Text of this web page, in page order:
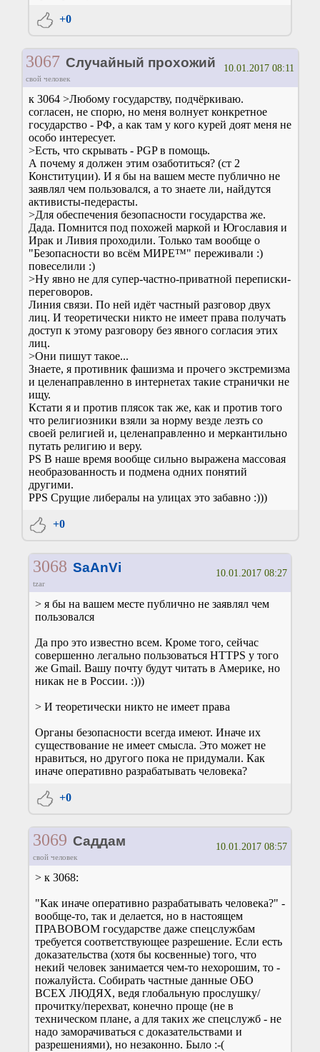
+0
3067 Случайный прохожий
свой человек
10.01.2017 08:11
к 3064 >Любому государству, подчёркиваю.
согласен, не спорю, но меня волнует конкретное
государство - РФ, а как там у кого курей доят меня не
особо интересует.
>Есть, что скрывать - PGP в помощь.
А почему я должен этим озаботиться? (ст 2
Конституции). И я бы на вашем месте публично не
заявлял чем пользовался, а то знаете ли, найдутся
активисты-педерасты.
>Для обеспечения безопасности государства же.
Дада. Помнится под похожей маркой и Югославия и
Ирак и Ливия проходили. Только там вообще о
"Безопасности во всём МИРЕ™" переживали :)
повеселили :)
>Ну явно не для супер-частно-приватной переписки-
переговоров.
Линия связи. По ней идёт частный разговор двух
лиц. И теоретически никто не имеет права получать
доступ к этому разговору без явного согласия этих
лиц.
>Они пишут такое...
Знаете, я противник фашизма и прочего экстремизма
и целенаправленно в интернетах такие странички не
ищу.
Кстати я и против плясок так же, как и против того
что религиозники взяли за норму везде лезть со
своей религией и, целенаправленно и меркантильно
путать религию и веру.
PS В наше время вообще сильно выражена массовая
необразованность и подмена одних понятий
другими.
PPS Срущие либералы на улицах это забавно :)))
+0
3068 SaAnVi
tzar
10.01.2017 08:27
> я бы на вашем месте публично не заявлял чем
пользовался
Да про это известно всем. Кроме того, сейчас
совершенно легально пользоваться HTTPS у того
же Gmail. Вашу почту будут читать в Америке, но
никак не в России. :)))
> И теоретически никто не имеет права
Органы безопасности всегда имеют. Иначе их
существование не имеет смысла. Это может не
нравиться, но другого пока не придумали. Как
иначе оперативно разрабатывать человека?
+0
3069 Саддам
свой человек
10.01.2017 08:57
> к 3068:
"Как иначе оперативно разрабатывать человека?" -
вообще-то, так и делается, но в настоящем
ПРАВОВОМ государстве даже спецслужбам
требуется соответствующее разрешение. Если есть
доказательства (хотя бы косвенные) того, что
некий человек занимается чем-то нехорошим, то -
пожалуйста. Собирать частные данные ОБО
ВСЕХ ЛЮДЯХ, ведя глобальную прослушку/
прочитку/перехват, конечно проще (не в
техническом плане, а для таких же спецслужб - не
надо заморачиваться с доказательствами и
разрешениями), но незаконно. Было :-(